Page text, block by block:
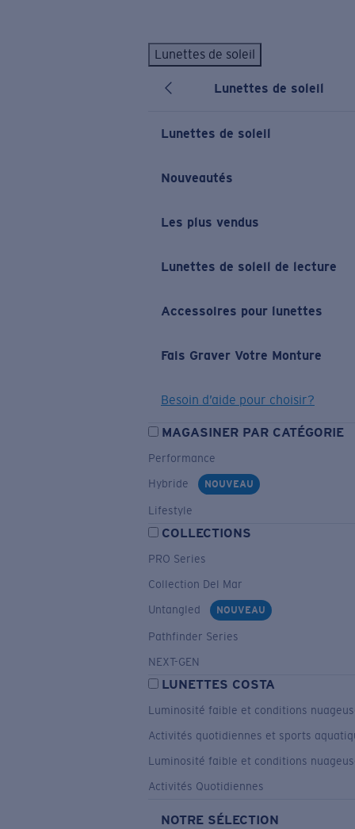
Lunettes de soleil
Lunettes de soleil
Lunettes de soleil
Nouveautés
Les plus vendus
Lunettes de soleil de lecture
Accessoires pour lunettes
Fais Graver Votre Monture
Besoin d’aide pour choisir?
MAGASINER PAR CATÉGORIE
Performance
Hybride
NOUVEAU
Lifestyle
COLLECTIONS
PRO Series
Collection Del Mar
Untangled
NOUVEAU
Pathfinder Series
NEXT-GEN
LUNETTES COSTA
Luminosité faible et conditions
Activités quotidiennes et sports
Luminosité faible et conditions
Activités Quotidiennes
NOTRE SÉLECTION
LES PLUS RECHERCHÉS
Lunettes de soleil personnalisées Nouveau